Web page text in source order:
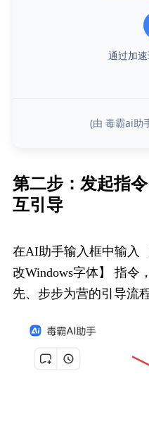
通过加
(由 毒霸ai助
第二步：发起指​
互引导
在AI助手输入框中输入
改Windows字体】 指令
先、步步为营的引导流